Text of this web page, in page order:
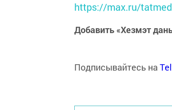
https://max.ru/
Добавить «Хезмэт
Подписывайтесь на